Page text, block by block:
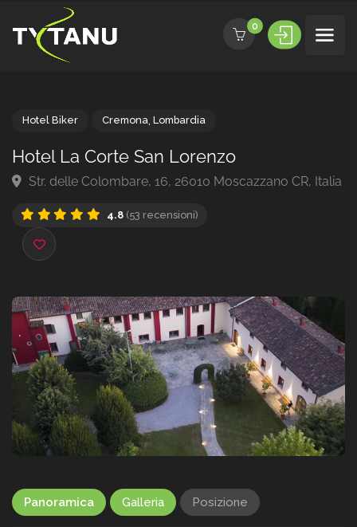
0
Hotel La Corte San Lorenzo
Panoramica Galleria Posizione